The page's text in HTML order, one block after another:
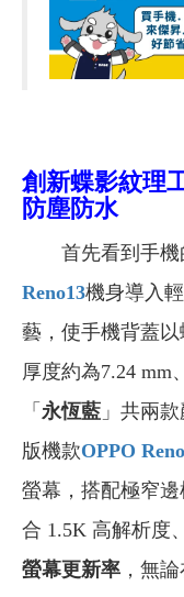
創新蝶影紋理
防塵防水
首先看到手機
Reno13機身導入
藝，使手機背蓋
厚度約為7.24 mm
「 永恆藍 」共兩
版機款OPPO
螢幕，搭配極窄
合 1.5K 高解析度
螢幕更新率 ，無